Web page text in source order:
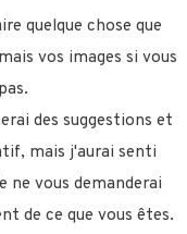
quelque chose que
vos images si vous
des suggestions et
mais j'aurai senti
ne vous demanderai
de ce que vous êtes.